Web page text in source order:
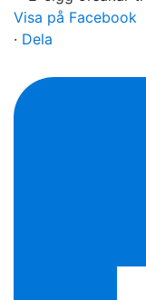
Visa på Facebook
· Dela